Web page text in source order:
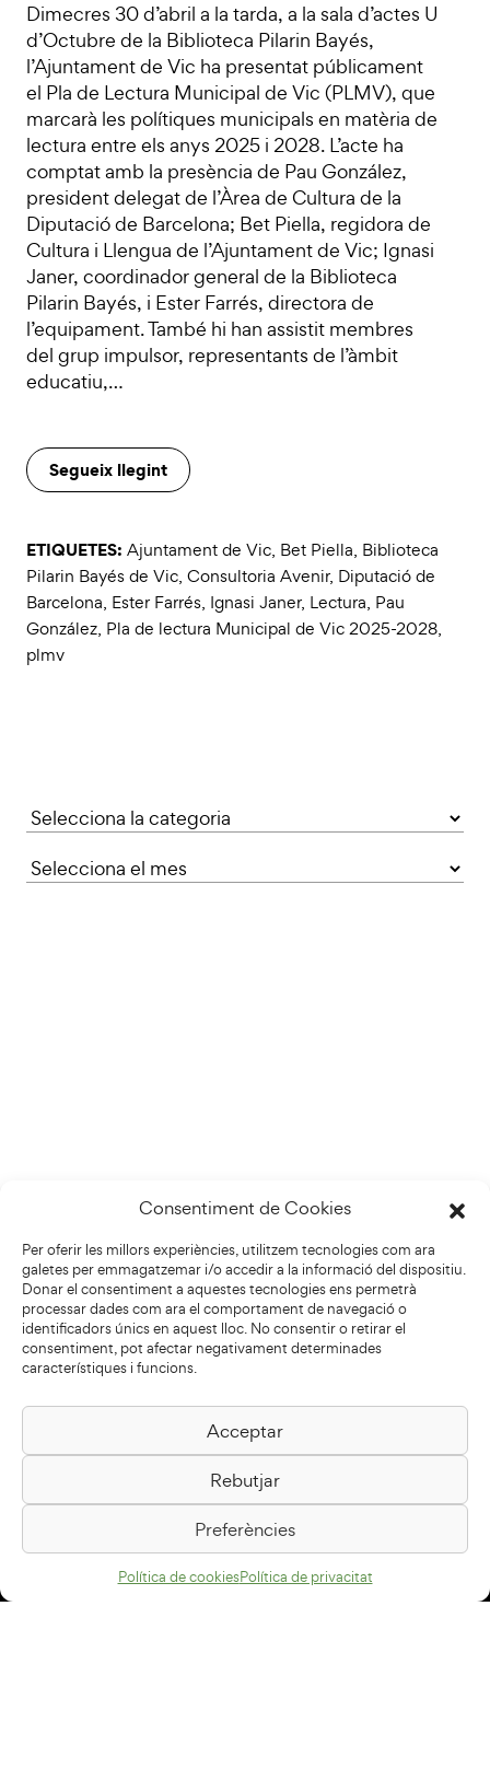
Consentiment de Cookies
Per oferir les millors experiències, utilitzem tecnologies com ara
galetes per emmagatzemar i/o accedir a la informació del dispositiu.
Donar el consentiment a aquestes tecnologies ens permetrà
processar dades com ara el comportament de navegació o
identificadors únics en aquest lloc. No consentir o retirar el
consentiment, pot afectar negativament determinades
característiques i funcions.
Acceptar
Rebutjar
Preferències
Política de cookiesPolítica de privacitat
Dimecres 30 d’abril a la tarda, a la sala d’actes U
d’Octubre de la Biblioteca Pilarin Bayés,
l’Ajuntament de Vic ha presentat públicament
el Pla de Lectura Municipal de Vic (PLMV), que
marcarà les polítiques municipals en matèria de
lectura entre els anys 2025 i 2028. L’acte ha
comptat amb la presència de Pau González,
president delegat de l’Àrea de Cultura de la
Diputació de Barcelona; Bet Piella, regidora de
Cultura i Llengua de l’Ajuntament de Vic; Ignasi
Janer, coordinador general de la Biblioteca
Pilarin Bayés, i Ester Farrés, directora de
l’equipament. També hi han assistit membres
del grup impulsor, representants de l’àmbit
educatiu,…
Segueix llegint
ETIQUETES: Ajuntament de Vic, Bet Piella, Biblioteca
Pilarin Bayés de Vic, Consultoria Avenir, Diputació de
Barcelona, Ester Farrés, Ignasi Janer, Lectura, Pau
González, Pla de lectura Municipal de Vic 2025-2028,
plmv
Categories
Biblioteca Pilarin Bayés
Passeig de la Generalitat, 1
08500 Vic